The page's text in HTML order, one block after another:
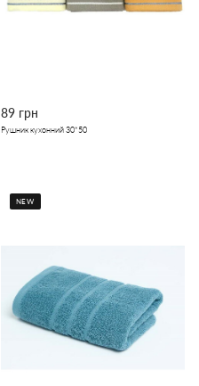
89 грн
Рушник кухонний 30*50
NEW